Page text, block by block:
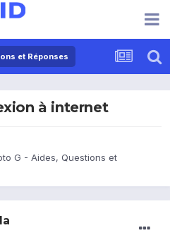
et Réponses
à internet
G - Aides, Questions et